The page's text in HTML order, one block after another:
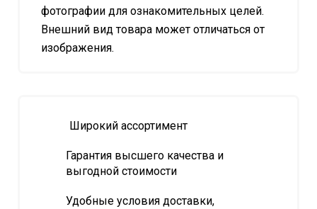
фотографии для ознакомительных целей.
Внешний вид товара может отличаться от
изображения.
Широкий ассортимент
Гарантия высшего качества и
выгодной стоимости
Удобные условия доставки,